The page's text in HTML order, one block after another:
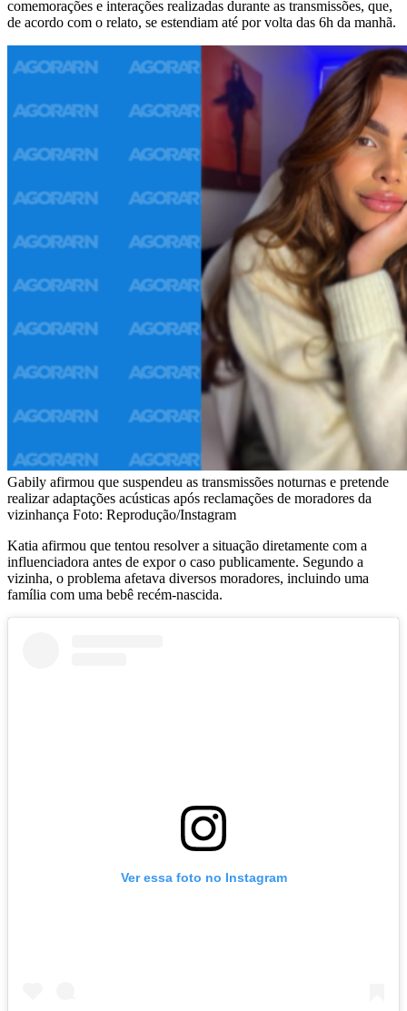
comemorações e interações realizadas durante as transmissões, que,
de acordo com o relato, se estendiam até por volta das 6h da manhã.
Gabily afirmou que suspendeu as transmissões noturnas e pretende
realizar adaptações acústicas após reclamações de moradores da
vizinhança Foto: Reprodução/Instagram
Katia afirmou que tentou resolver a situação diretamente com a
influenciadora antes de expor o caso publicamente. Segundo a
vizinha, o problema afetava diversos moradores, incluindo uma
família com uma bebê recém-nascida.
Ver essa foto no Instagram